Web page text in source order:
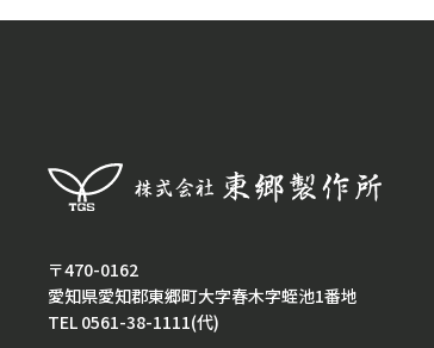
〒470-0162
愛知県愛知郡東郷町大字春木字蛭池1番地
TEL 0561-38-1111(代)